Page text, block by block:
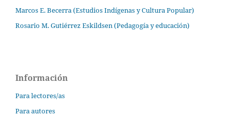
Marcos E. Becerra (Estudios Indígenas y Cultura Popular)
Rosario M. Gutiérrez Eskildsen (Pedagogía y educación)
Información
Para lectores/as
Para autores